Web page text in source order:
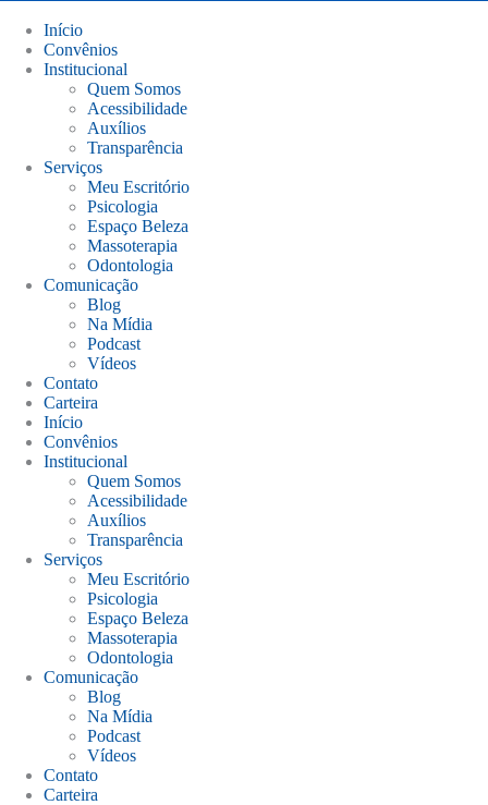
Início
Convênios
Institucional
Quem Somos
Acessibilidade
Auxílios
Transparência
Serviços
Meu Escritório
Psicologia
Espaço Beleza
Massoterapia
Odontologia
Comunicação
Blog
Na Mídia
Podcast
Vídeos
Contato
Carteira
Início
Convênios
Institucional
Quem Somos
Acessibilidade
Auxílios
Transparência
Serviços
Meu Escritório
Psicologia
Espaço Beleza
Massoterapia
Odontologia
Comunicação
Blog
Na Mídia
Podcast
Vídeos
Contato
Carteira